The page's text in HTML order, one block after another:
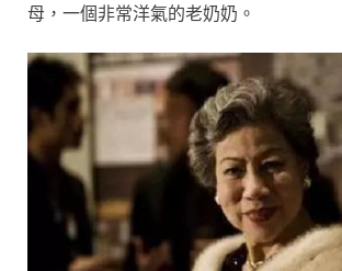
母，一個非常洋氣的老奶奶。